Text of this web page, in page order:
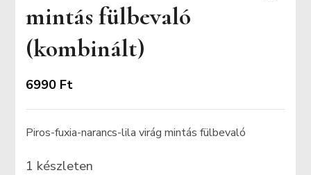
mintás fülbevaló
(kombinált)
6990 Ft
Piros-fuxia-narancs-lila virág mintás fülbevaló
1 készleten